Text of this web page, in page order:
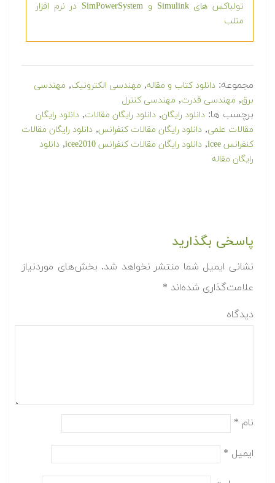
تولباکس های Simulink و SimPowerSystem در نرم افزار
متلب
مجموعه: دانلود کتاب و مقاله, مهندسی الکترونیک, مهندسی
برق, مهندسی قدرت, مهندسی کنترل
برچسب ها: دانلود رایگان, دانلود رایگان مقالات, دانلود رایگان
مقالات علمی, دانلود رایگان مقالات كنفرانس, دانلود رایگان مقالات
کنفرانس icee
, دانلود رایگان مقالات کنفرانس icee2010 , دانلود
رایگان مقاله
پاسخی بگذارید
نشانی ایمیل شما منتشر نخواهد شد. بخش‌های موردنیاز
علامت‌گذاری شده‌اند *
دیدگاه
نام *
ایمیل *